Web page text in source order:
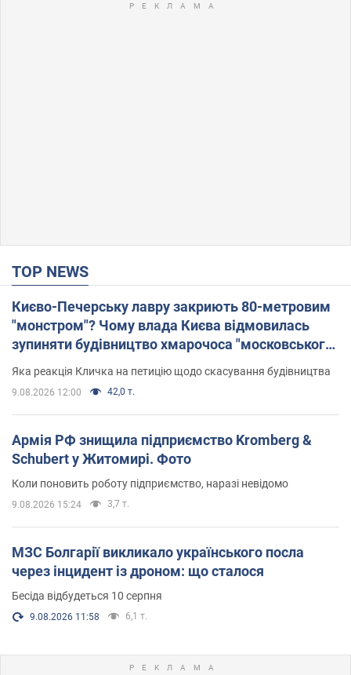
TOP NEWS
Києво-Печерську лавру закриють 80-метровим
"монстром"? Чому влада Києва відмовилась
зупиняти будівництво хмарочоса "московського
вірянина"
Яка реакція Кличка на петицію щодо скасування будівництва
9.08.2026 12:00 42,0 т.
Армія РФ знищила підприємство Kromberg &
Schubert у Житомирі. Фото
Коли поновить роботу підприємство, наразі невідомо
9.08.2026 15:24 3,7 т.
МЗС Болгарії викликало українського посла
через інцидент із дроном: що сталося
Бесіда відбудеться 10 серпня
9.08.2026 11:58 6,1 т.